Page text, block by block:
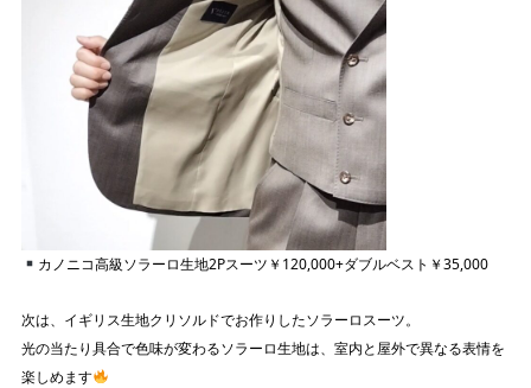
カノニコ高級ソラーロ生地2Pスーツ￥120,000+ダブルベスト￥35,000
次は、イギリス生地クリソルドでお作りしたソラーロスーツ。
光の当たり具合で色味が変わるソラーロ生地は、室内と屋外で異なる表情を
楽しめます